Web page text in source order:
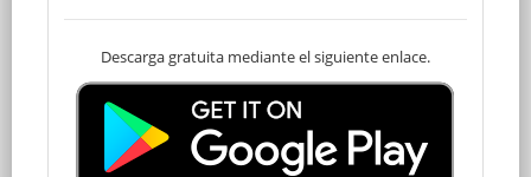
Elias CORREA
Clasificado
50 kms
Descarga gratuita mediante el siguiente enlace.